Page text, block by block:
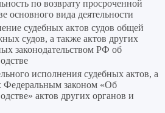
по возврату просроченной
основного вида деятельности
судебных актов судов общей
судов, а также актов других
законодательством РФ об
исполнения судебных актов, а
Федеральным законом «Об
актов других органов и